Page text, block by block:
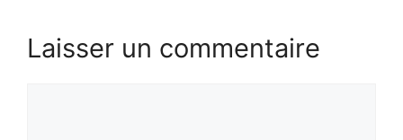
Laisser un commentaire